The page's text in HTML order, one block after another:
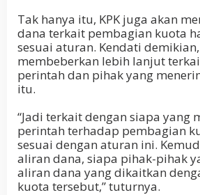
Tak hanya itu, KPK juga akan
dana terkait pembagian kuota
sesuai aturan. Kendati
membeberkan lebih lanjut
perintah dan pihak yang
itu.
“Jadi terkait dengan siapa yang
perintah terhadap pembagian
sesuai dengan aturan ini.
aliran dana, siapa pihak-pihak
aliran dana yang dikaitkan
kuota tersebut,” tuturnya.